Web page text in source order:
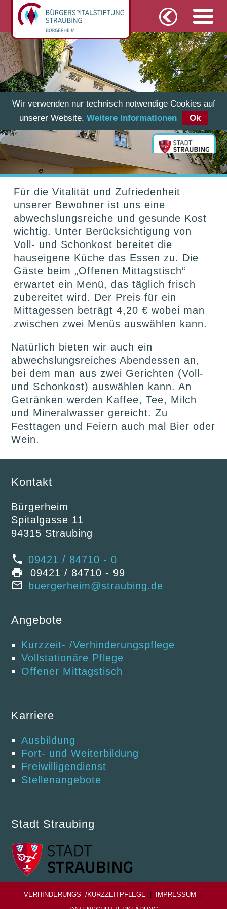
Essen & Trinken
Für die Vitalität und Zufriedenheit
unserer Bewohner ist uns eine
abwechslungsreiche und gesunde Kost
wichtig. Unter Berücksichtigung von
Voll- und Schonkost bereitet die
hauseigene Küche das Essen zu. Die
Gäste beim „Offenen Mittagstisch“
erwartet ein Menü, das täglich frisch
zubereitet wird. Der Preis für ein
Mittagessen beträgt 4,20 € wobei man
zwischen zwei Menüs auswählen kann.
Natürlich bieten wir auch ein
abwechslungsreiches Abendessen an,
bei dem man aus zwei Gerichten (Voll-
und Schonkost) auswählen kann. An
Getränken werden Kaffee, Tee, Milch
und Mineralwasser gereicht. Zu
Festtagen und Feiern auch mal Bier oder
Wein.
Kontakt
Bürgerheim
Spitalgasse 11
94315 Straubing
09421 / 84710 - 0
09421 / 84710 - 99
buergerheim@straubing.de
Angebote
Kurzzeit- /Verhinderungspflege
Vollstationäre Pflege
Offener Mittagstisch
Karriere
Ausbildung
Fort- und Weiterbildung
Freiwilligendienst
Stellenangebote
Stadt Straubing
VERHINDERUNGS- /KURZZEITPFLEGE IMPRESSUM
Wir verwenden nur technisch notwendige Cookies auf
unserer Website. Weitere Informationen Ok